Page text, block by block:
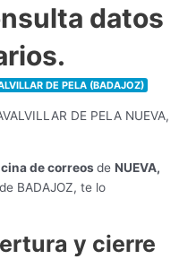
datos
DE PELA (BADAJOZ)
de correosdeNUEVA,
de BADAJOZ, te lo
y cierre